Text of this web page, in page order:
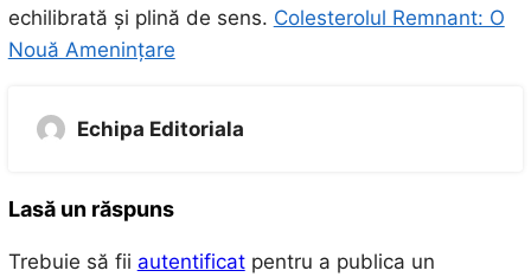
echilibrată și plină de sens. Colesterolul Remnant: O
Nouă Amenințare
Echipa Editoriala
Lasă un răspuns
Trebuie să fii autentificatpentru a publica un